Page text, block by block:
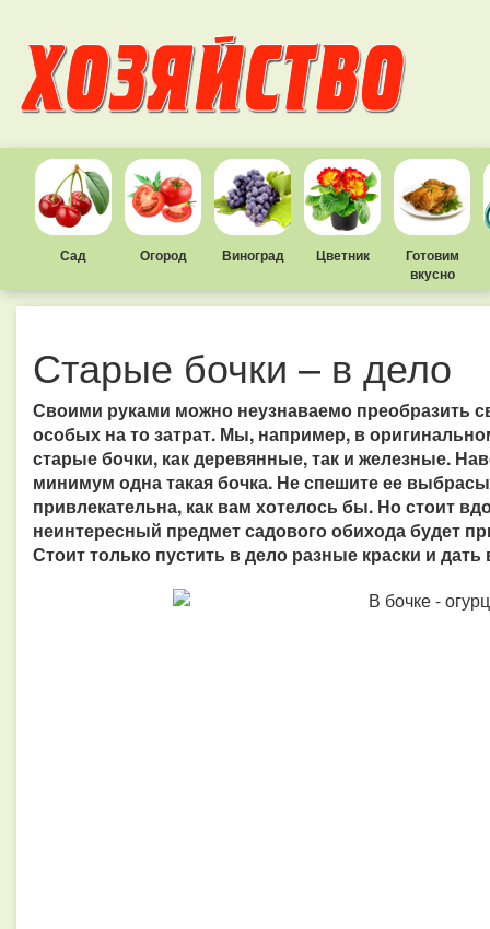
Сад Огород Виноград Цветник
Готовим
вкусно
Старые бочки – в дело
Своими руками можно неузнаваемо преобразить
особых на то затрат. Мы, например, в
старые бочки, как деревянные, так и железные.
минимум одна такая бочка. Не спешите ее
привлекательна, как вам хотелось бы. Но стоит
неинтересный предмет садового обихода будет
Стоит только пустить в дело разные краски и